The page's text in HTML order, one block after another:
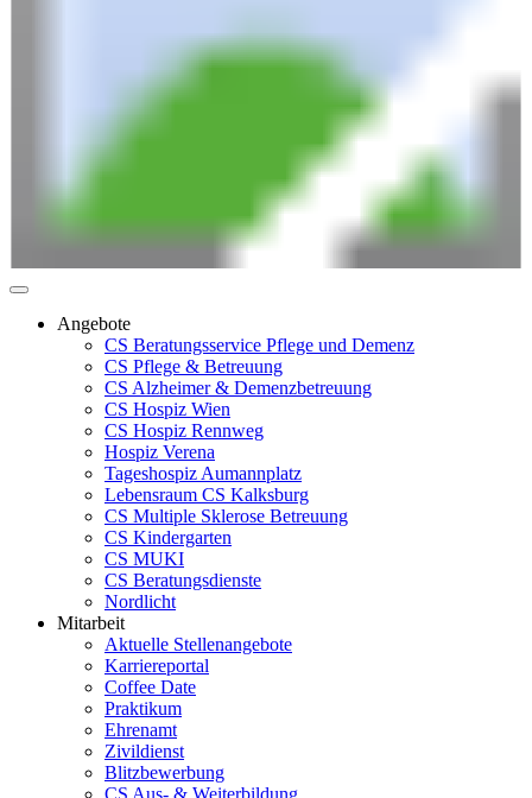
Angebote
CS Beratungsservice Pflege und Demenz
CS Pflege & Betreuung
CS Alzheimer & Demenzbetreuung
CS Hospiz Wien
CS Hospiz Rennweg
Hospiz Verena
Tageshospiz Aumannplatz
Lebensraum CS Kalksburg
CS Multiple Sklerose Betreuung
CS Kindergarten
CS MUKI
CS Beratungsdienste
Nordlicht
Mitarbeit
Aktuelle Stellenangebote
Karriereportal
Coffee Date
Praktikum
Ehrenamt
Zivildienst
Blitzbewerbung
CS Aus- & Weiterbildung